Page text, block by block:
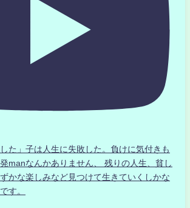
た」子は人生に失敗した。負けに気付きも
manなんかありません、 残りの人生、貧し
かな楽しみなど見つけて生きていくしかな
す。